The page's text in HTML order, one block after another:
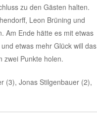
zu den Gästen halten.
Leon Brüning und
Am Ende hätte es mit etwas
etwas mehr Glück will das
zwei Punkte holen.
(3), Jonas Stilgenbauer (2),